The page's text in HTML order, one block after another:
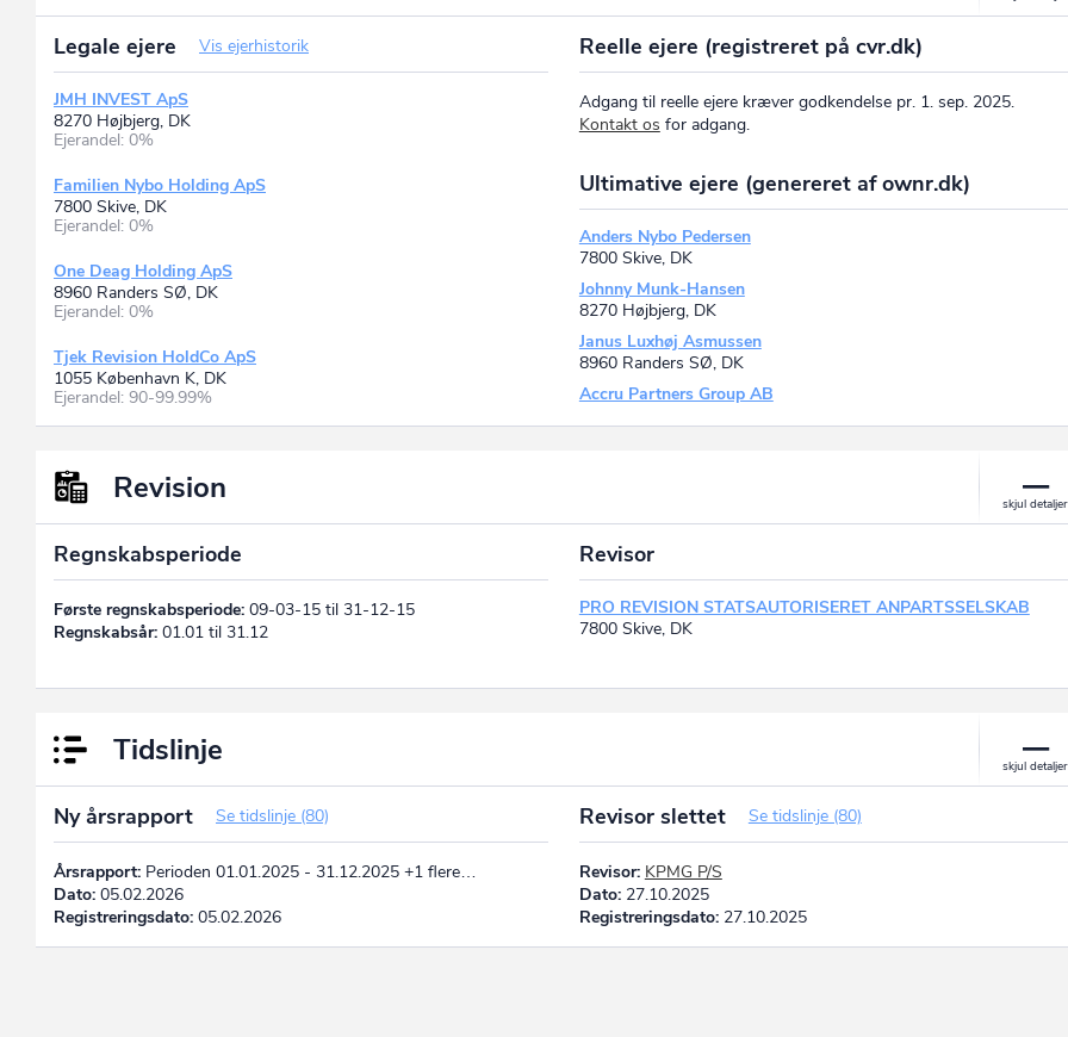
Legale ejere Vis ejerhistorik
JMH INVEST ApS
8270 Højbjerg, DK
Ejerandel: 0%
Familien Nybo Holding ApS
7800 Skive, DK
Ejerandel: 0%
One Deag Holding ApS
8960 Randers SØ, DK
Ejerandel: 0%
Tjek Revision HoldCo ApS
1055 København K, DK
Ejerandel: 90-99.99%
Reelle ejere (registreret på cvr.dk)
Adgang til reelle ejere kræver godkendelse pr. 1. sep. 2025.
Kontakt os for adgang.
Ultimative ejere (genereret af ownr.dk)
Anders Nybo Pedersen
7800 Skive, DK
Johnny Munk-Hansen
8270 Højbjerg, DK
Janus Luxhøj Asmussen
8960 Randers SØ, DK
Accru Partners Group AB
Revision
Regnskabsperiode
Første regnskabsperiode: 09-03-15 til 31-12-15
Regnskabsår: 01.01 til 31.12
Revisor
PRO REVISION STATSAUTORISERET ANPARTSSELSKAB
7800 Skive, DK
Tidslinje
Ny årsrapport Se tidslinje (80)
Årsrapport: Perioden 01.01.2025 - 31.12.2025 +1 flere…
Dato: 05.02.2026
Registreringsdato: 05.02.2026
Revisor slettet Se tidslinje (80)
Revisor: KPMG P/S
Dato:27.10.2025
Registreringsdato:27.10.2025